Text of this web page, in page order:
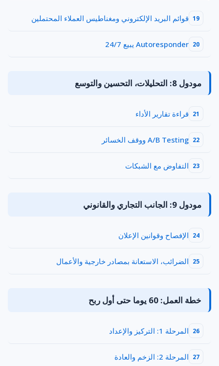
19 قوائم البريد الإلكتروني ومغناطيس العملاء المحتملين
20 Autoresponder يبيع 24/7
مودول 8: التحليلات، التحسين والتوسع
21 قراءة تقارير الأداء
22 A/B Testing ووقف الخسائر
23 التفاوض مع الشبكات
مودول 9: الجانب التجاري والقانوني
24 الإفصاح وقوانين الإعلان
25 الضرائب، الاستعانة بمصادر خارجية والأعمال
خطة العمل: 60 يوما حتى أول ربح
26 المرحلة 1: التركيز والإعداد
27 المرحلة 2: الزخم والعادة